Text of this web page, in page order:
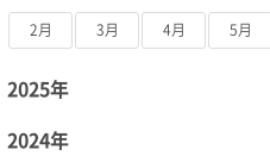
2月 3月 4月 5月
2025年
2024年